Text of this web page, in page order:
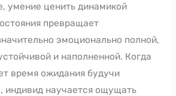
умение ценить динамикой
превращает
эмоционально полной,
и наполненной. Когда
время ожидания будучи
индивид научается ощущать